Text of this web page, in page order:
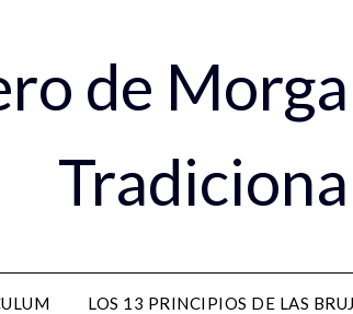
de
LOS 13 PRINCIPIOS DE LAS